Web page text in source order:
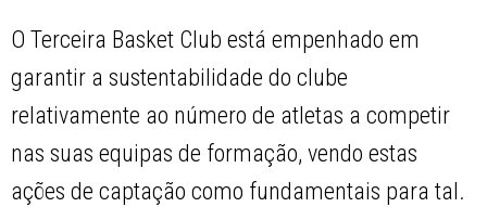
O Terceira Basket Club está empenhado em
garantir a sustentabilidade do clube
relativamente ao número de atletas a competir
nas suas equipas de formação, vendo estas
ações de captação como fundamentais para tal.